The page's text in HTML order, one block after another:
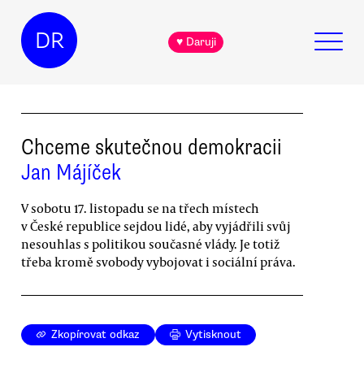
DR ♥ Daruji
Chceme skutečnou demokracii
Jan Májíček
V sobotu 17. listopadu se na třech místech
v České republice sejdou lidé, aby vyjádřili svůj
nesouhlas s politikou současné vlády. Je totiž
třeba kromě svobody vybojovat i sociální práva.
Zkopírovat odkaz Vytisknout